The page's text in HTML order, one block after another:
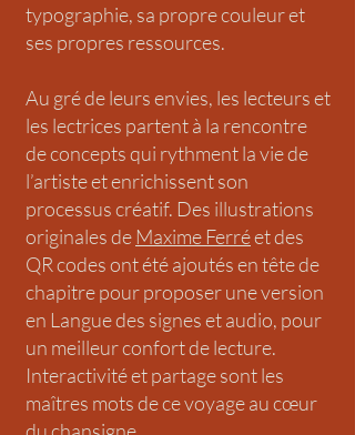
typographie, sa propre couleur et
ses propres ressources.
Au gré de leurs envies, les lecteurs et
les lectrices partent à la rencontre
de concepts qui rythment la vie de
l’artiste et enrichissent son
processus créatif. Des illustrations
originales de Maxime Ferréet des
QR codes ont été ajoutés en tête de
chapitre pour proposer une version
en Langue des signes et audio, pour
un meilleur confort de lecture.
Interactivité et partage sont les
maîtres mots de ce voyage au cœur